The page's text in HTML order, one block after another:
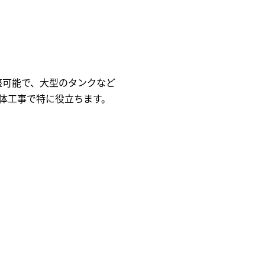
能で、大型のタンクなど
工事で特に役立ちます。